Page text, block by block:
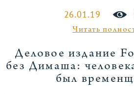
26.01.19
Читать
Деловое издание
без Димаша:
был